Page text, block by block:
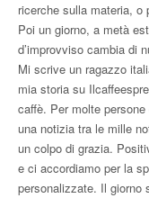
ricerche sulla materia, o
Poi un giorno, a metà
d’improvviso cambia di
Mi scrive un ragazzo
mia storia su
caffè. Per molte
una notizia tra le mille
un colpo di grazia.
e ci accordiamo per la
personalizzate. Il giorno